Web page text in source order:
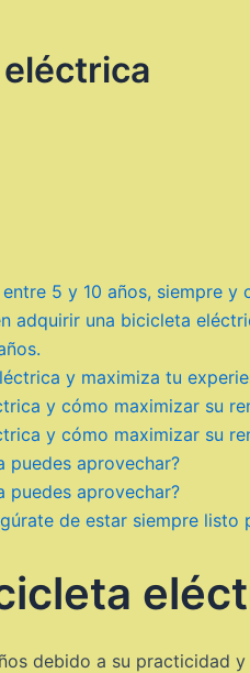
5 y 10 años, siempre
adquirir una bicicleta
y maximiza tu
y cómo maximizar su
y cómo maximizar su
puedes aprovechar?
puedes aprovechar?
de estar siempre listo
debido a su practicidad